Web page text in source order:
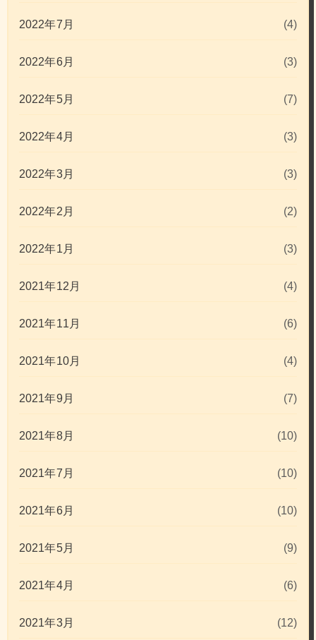
2022年7月 (4)
2022年6月 (3)
2022年5月 (7)
2022年4月 (3)
2022年3月 (3)
2022年2月 (2)
2022年1月 (3)
2021年12月 (4)
2021年11月 (6)
2021年10月 (4)
2021年9月 (7)
2021年8月 (10)
2021年7月 (10)
2021年6月 (10)
2021年5月 (9)
2021年4月 (6)
2021年3月 (12)